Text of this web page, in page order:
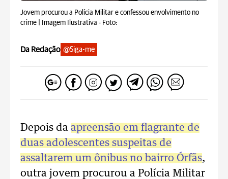
Jovem procurou a Polícia Militar e confessou envolvimento no
crime | Imagem Ilustrativa - Foto:
Da Redação @Siga-me
Depois da apreensão em flagrante de
duas adolescentes suspeitas de
assaltarem um ônibus no bairro Órfãs,
outra jovem procurou a Polícia Militar